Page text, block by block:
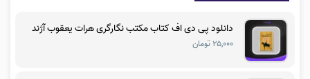
دانلود پی دی اف کتاب مکتب نگارگری هرات یعقوب آژند
۲۵,۰۰۰ تومان